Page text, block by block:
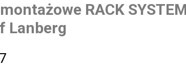
RACK
Lanberg